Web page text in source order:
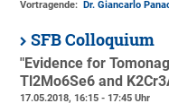
Vortragende:
Dr. Giancarlo
SFB Colloquium
"Evidence for
Tl2Mo6Se6 and
17.05.2018, 16:15 - 17:45 Uhr